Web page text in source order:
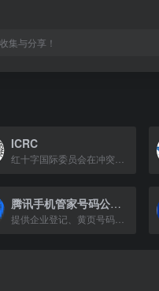
集与分享！
ICRC
腾讯手机管家号码公众平台
提供企业登记、黄页号码登记及骚扰标记申诉等服务，来去电显示企业信息。